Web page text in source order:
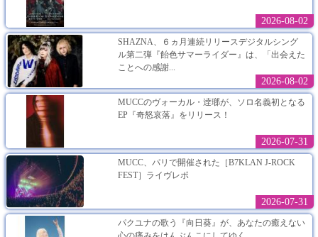
2026-08-02
SHAZNA、６ヵ月連続リリースデジタルシング
ル第二弾『飴色サマーライダー』は、「出会えた
ことへの感謝...
2026-08-02
MUCCのヴォーカル・逹瑯が、ソロ名義初となる
EP『奇怒哀落』をリリース！
2026-07-31
MUCC、パリで開催された［B7KLAN J-ROCK
FEST］ライヴレポ
2026-07-31
パクユナの歌う『向日葵』が、あなたの癒えない